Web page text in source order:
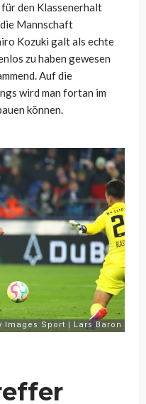
den Klassenerhalt
Mannschaft
Kozuki galt als echte
zu haben gewesen
Auf die
wird man fortan im
können.